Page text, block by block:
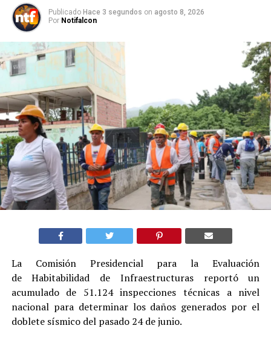
Publicado Hace 3 segundos on agosto 8, 2026
Por Notifalcon
La Comisión Presidencial para la Evaluación
de Habitabilidad de Infraestructuras reportó un
acumulado de 51.124 inspecciones técnicas a nivel
nacional para determinar los daños generados por el
doblete sísmico del pasado 24 de junio.